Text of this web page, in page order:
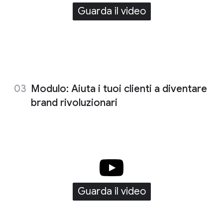
Guarda il video
Modulo: Aiuta i tuoi clienti a diventare
brand rivoluzionari
Guarda il video